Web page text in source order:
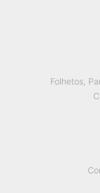
Folhetos,